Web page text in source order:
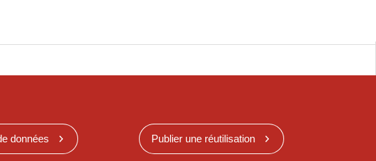
données Publier une réutilisation